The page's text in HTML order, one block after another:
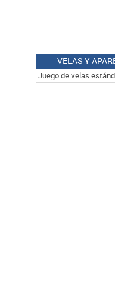
VELAS Y
Juego de velas